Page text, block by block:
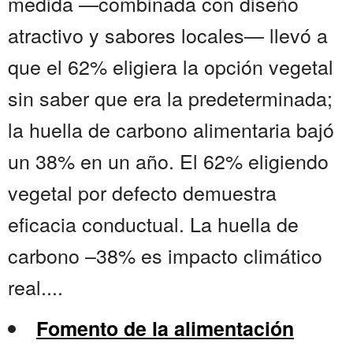
atractivo y sabores locales— llevó a
que el 62% eligiera la opción vegetal
sin saber que era la predeterminada;
la huella de carbono alimentaria bajó
un 38% en un año. El 62% eligiendo
vegetal por defecto demuestra
eficacia conductual. La huella de
carbono –38% es impacto climático
real....
Fomento de la alimentación